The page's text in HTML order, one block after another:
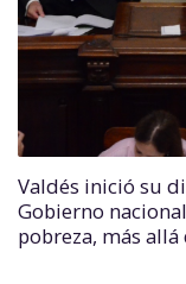
Valdés inició su
Gobierno
pobreza, más